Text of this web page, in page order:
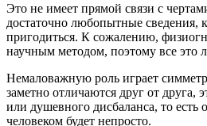
Это не имеет прямой связи с
достаточно любопытные сведения,
пригодиться. К сожалению,
научным методом, поэтому все это
Немаловажную роль играет
заметно отличаются друг от друга,
или душевного дисбаланса, то есть
человеком будет непросто.